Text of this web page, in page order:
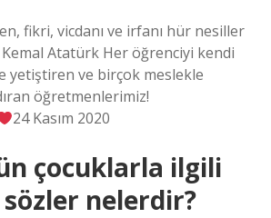
fikri, vicdanı ve irfanı hür nesiller
Atatürk Her öğrenciyi kendi
yetiştiren ve birçok meslekle
öğretmenlerimiz!
24 Kasım 2020
çocuklarla ilgili
nelerdir?